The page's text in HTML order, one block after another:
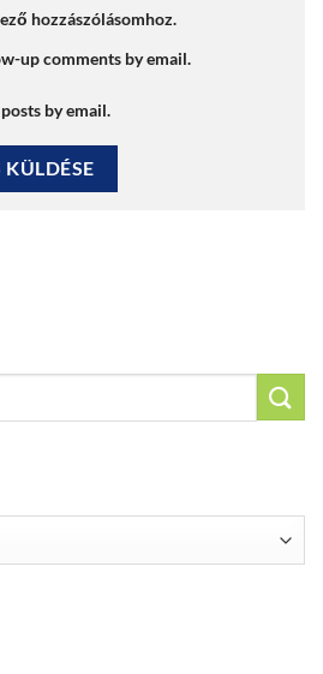
hozzászólásomhoz.
up comments by email.
by email.